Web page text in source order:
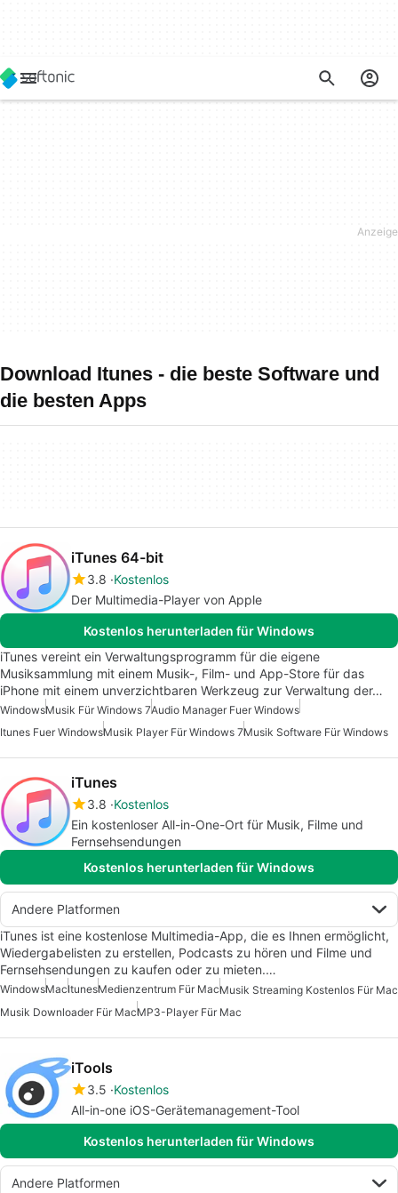
Download Itunes - die beste Software und
die besten Apps
iTunes 64-bit
3.8 Kostenlos
Der Multimedia-Player von Apple
Kostenlos herunterladen für Windows
iTunes vereint ein Verwaltungsprogramm für die eigene
Musiksammlung mit einem Musik-, Film- und App-Store für das
iPhone mit einem unverzichtbaren Werkzeug zur Verwaltung der…
WindowsMusik Für Windows 7Audio Manager Fuer Windows
Itunes Fuer WindowsMusik Player Für Windows 7Musik Software Für Windows
iTunes
3.8 Kostenlos
Ein kostenloser All-in-One-Ort für Musik, Filme und
Fernsehsendungen
Kostenlos herunterladen für Windows
Andere Platformen
iTunes ist eine kostenlose Multimedia-App, die es Ihnen ermöglicht,
Wiedergabelisten zu erstellen, Podcasts zu hören und Filme und
Fernsehsendungen zu kaufen oder zu mieten.…
WindowsMacItunesMedienzentrum Für MacMusik Streaming Kostenlos Für Mac
Musik Downloader Für MacMP3-Player Für Mac
iTools
3.5 Kostenlos
All-in-one iOS-Gerätemanagement-Tool
Kostenlos herunterladen für Windows
Andere Platformen